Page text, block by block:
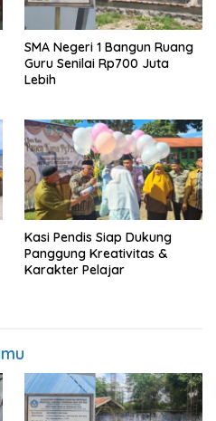
SMA Negeri 1 Bangun Ruang
Guru Senilai Rp700 Juta
Lebih
Kasi Pendis Siap Dukung
Panggung Kreativitas &
Karakter Pelajar